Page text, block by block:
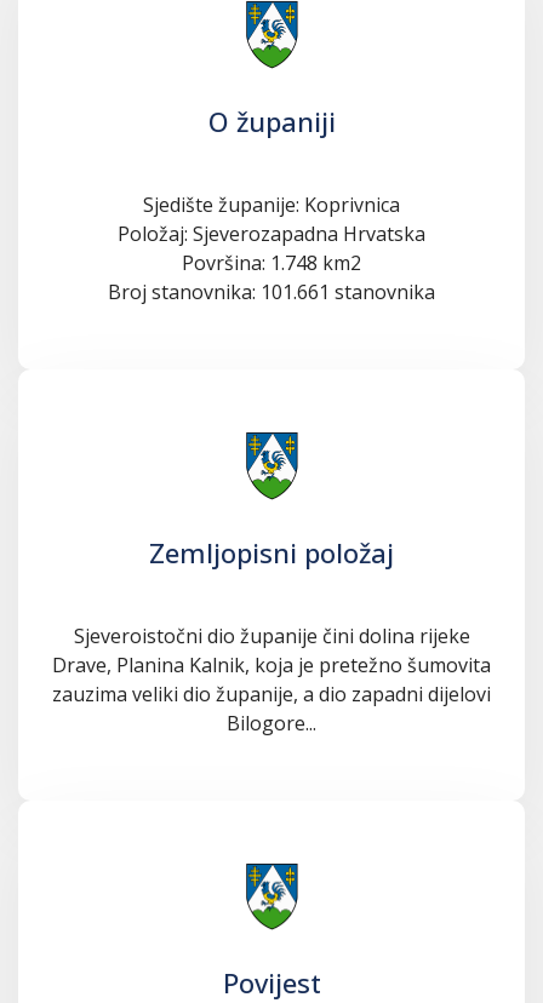
O županiji
Sjedište županije: Koprivnica
Položaj: Sjeverozapadna Hrvatska
Površina: 1.748 km2
Broj stanovnika: 101.661 stanovnika
Zemljopisni položaj
Sjeveroistočni dio županije čini dolina rijeke
Drave, Planina Kalnik, koja je pretežno šumovita
zauzima veliki dio županije, a dio zapadni dijelovi
Bilogore...
Povijest